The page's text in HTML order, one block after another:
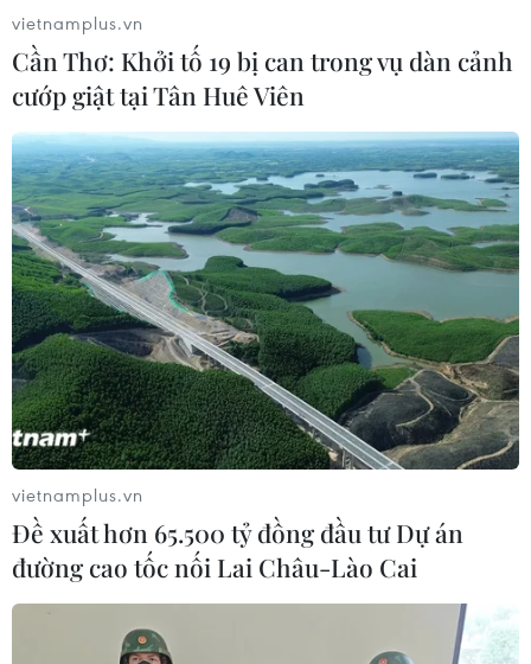
vietnamplus.vn
Cần Thơ: Khởi tố 19 bị can trong vụ dàn cảnh
cướp giật tại Tân Huê Viên
vietnamplus.vn
Đề xuất hơn 65.500 tỷ đồng đầu tư Dự án
đường cao tốc nối Lai Châu-Lào Cai